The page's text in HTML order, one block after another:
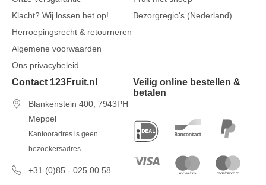
Klacht? Wij lossen het op!
Herroepingsrecht & retourneren
Algemene voorwaarden
Ons privacybeleid
Bezorgregio's (Nederland)
Contact 123Fruit.nl
Blankenstein 400, 7943PH
Meppel
Kantooradres is geen
bezoekersadres
+31 (0)85 - 025 00 58
Veilig online bestellen &
betalen